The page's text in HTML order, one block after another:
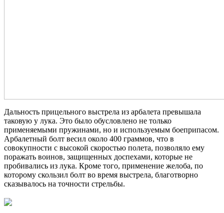
Дальность прицельного выстрела из арбалета превышала
таковую у лука. Это было обусловлено не только
применяемыми пружинами, но и используемым боеприпасом.
Арбалетный болт весил около 400 граммов, что в
совокупности с высокой скоростью полета, позволяло ему
поражать воинов, защищенных доспехами, которые не
пробивались из лука. Кроме того, применение желоба, по
которому скользил болт во время выстрела, благотворно
сказывалось на точности стрельбы.